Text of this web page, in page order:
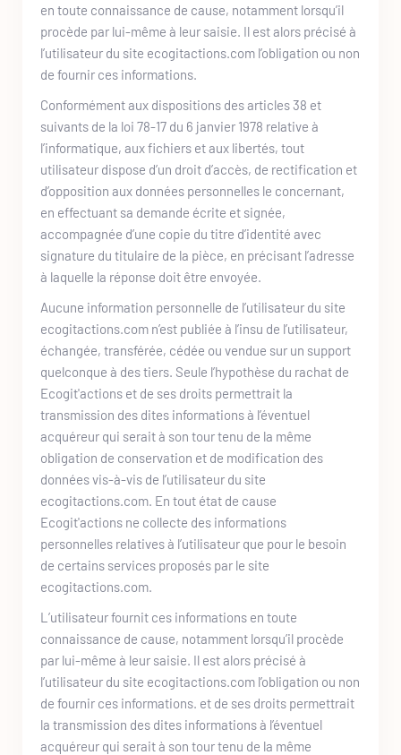
en toute connaissance de cause, notamment lorsqu’il
procède par lui-même à leur saisie. Il est alors précisé à
l’utilisateur du site ecogitactions.com l’obligation ou non
de fournir ces informations.
Conformément aux dispositions des articles 38 et
suivants de la loi 78-17 du 6 janvier 1978 relative à
l’informatique, aux fichiers et aux libertés, tout
utilisateur dispose d’un droit d’accès, de rectification et
d’opposition aux données personnelles le concernant,
en effectuant sa demande écrite et signée,
accompagnée d’une copie du titre d’identité avec
signature du titulaire de la pièce, en précisant l’adresse
à laquelle la réponse doit être envoyée.
ecogitactions.com n’est publiée à l’insu de l’utilisateur,
échangée, transférée, cédée ou vendue sur un support
Ecogit'actions et de ses droits permettrait la
transmission des dites informations à l’éventuel
acquéreur qui serait à son tour tenu de la même
obligation de conservation et de modification des
ecogitactions.com
Ecogit'actions ne collecte des informations
personnelles relatives à l’utilisateur que pour le besoin
ecogitactions.com
L’utilisateur fournit ces informations en toute
connaissance de cause, notamment lorsqu’il procède
par lui-même à leur saisie. Il est alors précisé à
l’utilisateur du site ecogitactions.com l’obligation ou non
de fournir ces informations. et de ses droits permettrait
la transmission des dites informations à l’éventuel
acquéreur qui serait à son tour tenu de la même